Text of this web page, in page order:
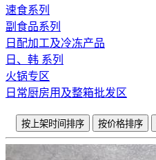
速食系列
副食品系列
日配加工及冷冻产品
日、韩 系列
火锅专区
日常厨房用及整箱批发区
按上架时间排序 按价格排序